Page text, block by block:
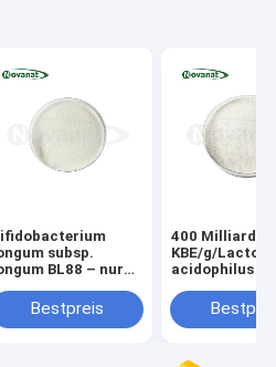
subsp.
BL88 – nur
allergenfrei/glutenfrei/milchfrei
Bestpreis
400 Milliarden
KBE/g/
acidophilus